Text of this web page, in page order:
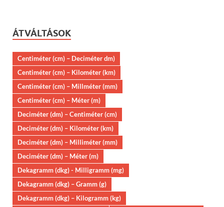
ÁTVÁLTÁSOK
Centiméter (cm) – Deciméter dm)
Centiméter (cm) – Kilométer (km)
Centiméter (cm) – Millméter (mm)
Centiméter (cm) – Méter (m)
Deciméter (dm) – Centiméter (cm)
Deciméter (dm) – Kilométer (km)
Deciméter (dm) – Milliméter (mm)
Deciméter (dm) – Méter (m)
Dekagramm (dkg) - Milligramm (mg)
Dekagramm (dkg) – Gramm (g)
Dekagramm (dkg) – Kilogramm (kg)